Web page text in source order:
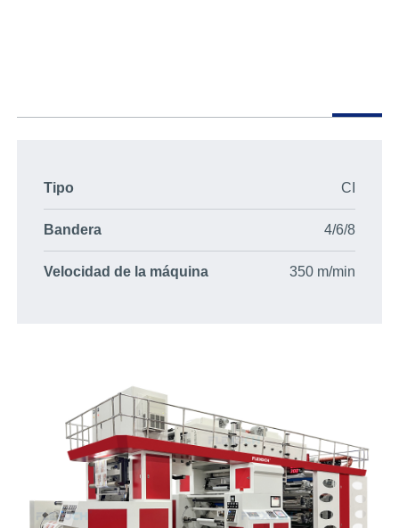
Tipo CI
Bandera 4/6/8
Velocidad de la máquina 350 m/min